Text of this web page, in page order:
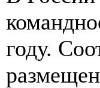
году.